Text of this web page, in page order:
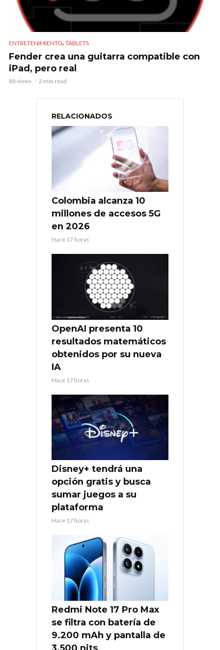
ENTRETENIMIENTO, TABLETS
Fender crea una guitarra compatible con
iPad, pero real
88 views 2 min read
RELACIONADOS
Colombia alcanza 10
millones de accesos 5G
en 2026
Hace 17 horas
OpenAI presenta 10
resultados matemáticos
obtenidos por su nueva
IA
Hace 17 horas
Disney+ tendrá una
opción gratis y busca
sumar juegos a su
plataforma
Hace 17 horas
Redmi Note 17 Pro Max
se filtra con batería de
9.200 mAh y pantalla de